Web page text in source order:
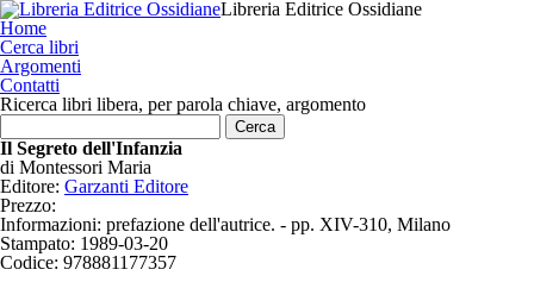
Libreria Editrice Ossidiane
Home
Cerca libri
Argomenti
Contatti
Ricerca libri libera, per parola chiave, argomento
Il Segreto dell'Infanzia
di Montessori Maria
Editore: Garzanti Editore
Prezzo:
Informazioni: prefazione dell'autrice. - pp. XIV-310, Milano
Stampato: 1989-03-20
Codice: 978881177357